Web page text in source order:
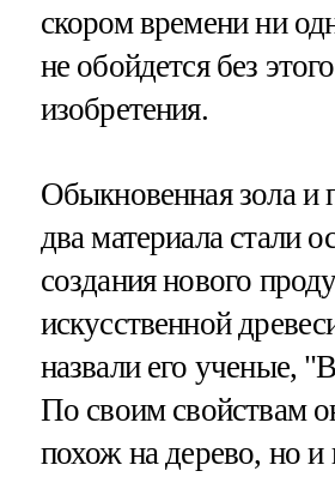
скором времени ни
не обойдется без этого
изобретения.
Обыкновенная зола и
два материала стали
создания нового
искусственной
назвали его ученые,
По своим свойствам
похож на дерево, но и